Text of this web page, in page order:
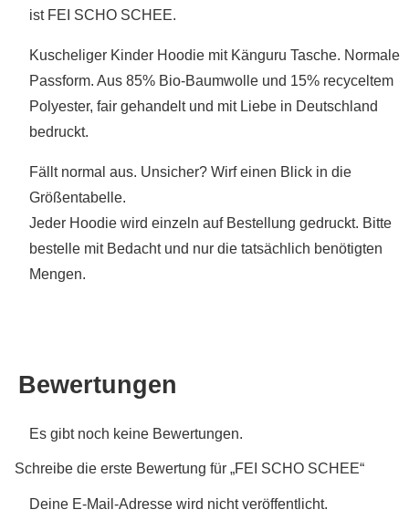
ist FEI SCHO SCHEE.
Kuscheliger Kinder Hoodie mit Känguru Tasche. Normale
Passform. Aus 85% Bio-Baumwolle und 15% recyceltem
Polyester, fair gehandelt und mit Liebe in Deutschland
bedruckt.
Fällt normal aus. Unsicher? Wirf einen Blick in die
Größentabelle.
Jeder Hoodie wird einzeln auf Bestellung gedruckt. Bitte
bestelle mit Bedacht und nur die tatsächlich benötigten
Mengen.
Bewertungen
Es gibt noch keine Bewertungen.
Schreibe die erste Bewertung für „FEI SCHO SCHEE“
Deine E-Mail-Adresse wird nicht veröffentlicht.